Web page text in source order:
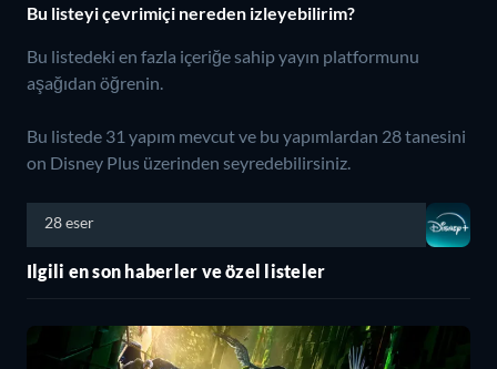
Bu listeyi çevrimiçi nereden izleyebilirim?
Bu listedeki en fazla içeriğe sahip yayın platformunu
aşağıdan öğrenin.
Bu listede 31 yapım mevcut ve bu yapımlardan 28 tanesini
on Disney Plus üzerinden seyredebilirsiniz.
28 eser
Ilgili en son haberler ve özel listeler